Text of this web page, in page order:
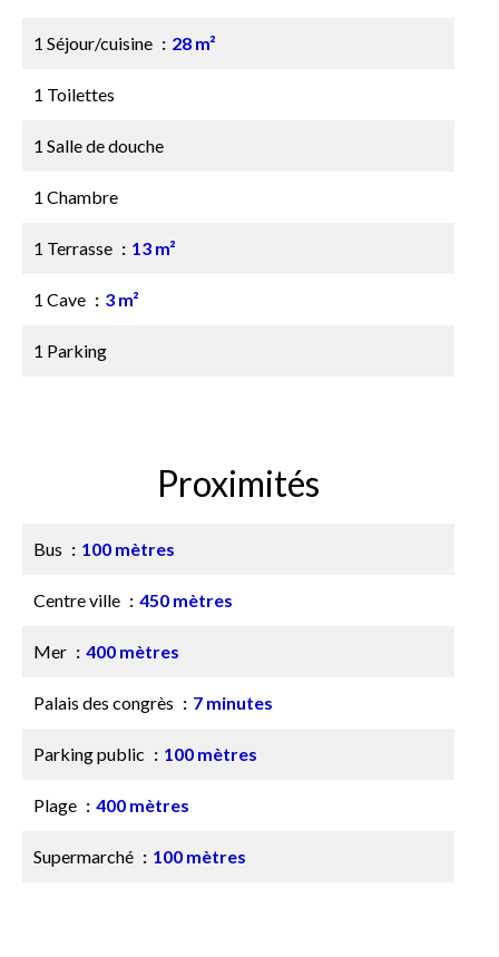
1 Séjour/cuisine 28 m²
1 Toilettes
1 Salle de douche
1 Chambre
1 Terrasse 13 m²
1 Cave 3 m²
1 Parking
Proximités
Bus 100 mètres
Centre ville 450 mètres
Mer 400 mètres
Palais des congrès 7 minutes
Parking public 100 mètres
Plage 400 mètres
Supermarché 100 mètres